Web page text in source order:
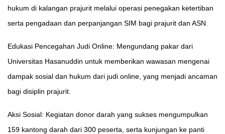
hukum di kalangan prajurit melalui operasi penegakan ketertiban
serta pengadaan dan perpanjangan SIM bagi prajurit dan ASN.
Edukasi Pencegahan Judi Online: Mengundang pakar dari
Universitas Hasanuddin untuk memberikan wawasan mengenai
dampak sosial dan hukum dari judi online, yang menjadi ancaman
bagi disiplin prajurit.
Aksi Sosial: Kegiatan donor darah yang sukses mengumpulkan
159 kantong darah dari 300 peserta, serta kunjungan ke panti